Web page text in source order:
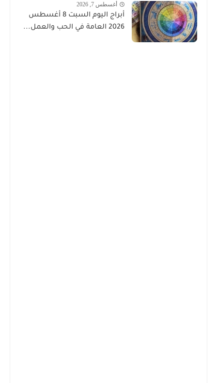
أغسطس 7, 2026
أبراج اليوم السبت 8 أغسطس
2026 العامة في الحب والعمل...